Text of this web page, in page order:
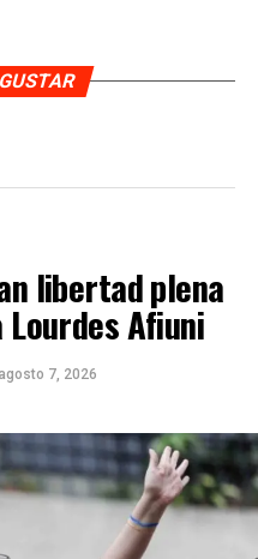
libertad plena
Afiuni
agosto 7, 2026